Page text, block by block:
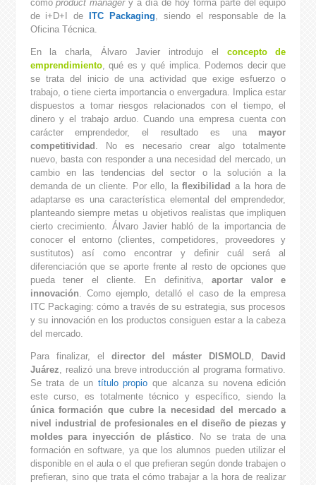
comoproduct managery a día de hoy forma parte del equipo
de i+D+I de
ITC Packaging , siendo el responsable de la
Oficina Técnica.
En la charla, Álvaro Javier introdujo el concepto de
emprendimiento, qué es y qué implica. Podemos decir que
se trata del inicio de una actividad que exige esfuerzo o
trabajo, o tiene cierta importancia o envergadura. Implica estar
dispuestos a tomar riesgos relacionados con el tiempo, el
dinero y el trabajo arduo. Cuando una empresa cuenta con
carácter emprendedor, el resultado es una mayor
competitividad
. No es necesario crear algo totalmente
nuevo, basta con responder a una necesidad del mercado, un
cambio en las tendencias del sector o la solución a la
demanda de un cliente. Por ello, laflexibilidad a la hora de
adaptarse es una característica elemental del emprendedor,
planteando siempre metas u objetivos realistas que impliquen
cierto crecimiento. Álvaro Javier habló de la importancia de
conocer el entorno (clientes, competidores, proveedores y
sustitutos) así como encontrar y definir cuál será al
diferenciación que se aporte frente al resto de opciones que
pueda tener el cliente. En definitiva,aportar valor e
innovación . Como ejemplo, detalló el caso de la empresa
ITC Packaging: cómo a través de su estrategia, sus procesos
y su innovación en los productos consiguen estar a la cabeza
del mercado.
Para finalizar, el director del máster DISMOLD
David
Juárez , realizó una breve introducción al programa formativo.
Se trata de un título propio que alcanza su novena edición
este curso, es totalmente técnico y específico, siendo la
única formación que cubre la necesidad del mercado a
nivel industrial de profesionales en el diseño de piezas y
moldes para inyección de plástico . No se trata de una
formación en software, ya que los alumnos pueden utilizar el
disponible en el aula o el que prefieran según donde trabajen o
prefieran, sino que trata el cómo trabajar a la hora de realizar